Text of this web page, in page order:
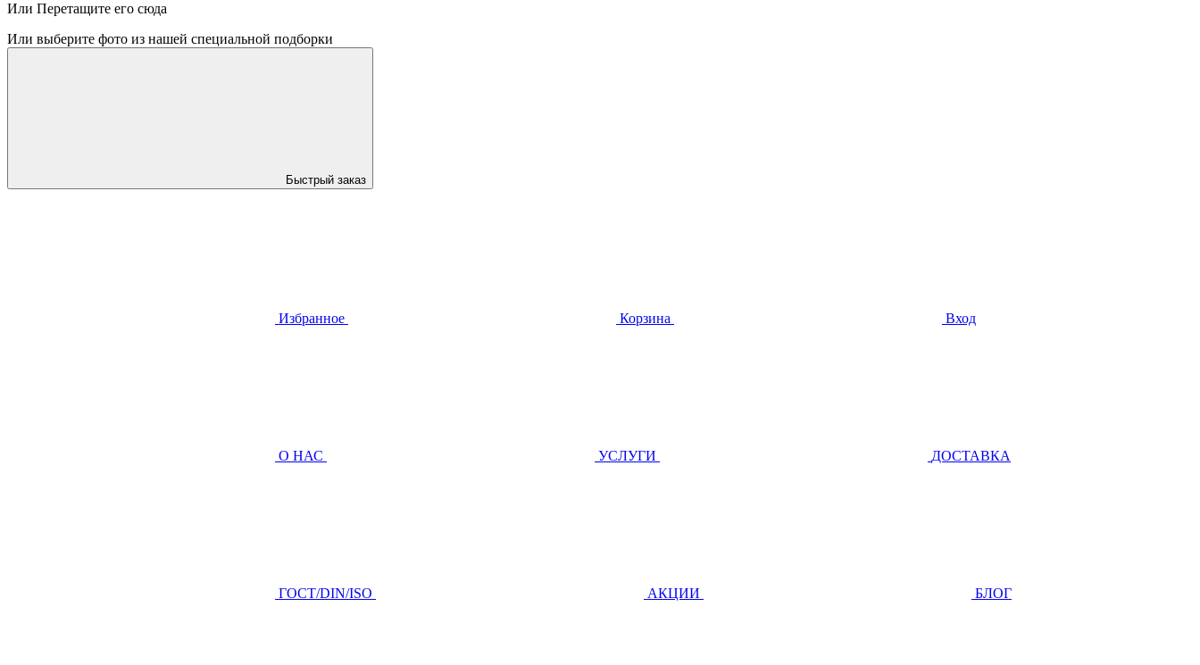
Или Перетащите его сюда
Или выберите фото из нашей специальной подборки
Быстрый заказ
Избранное Корзина Вход
О НАС УСЛУГИ ДОСТАВКА
ГOCТ/DIN/ISO АКЦИИ БЛОГ